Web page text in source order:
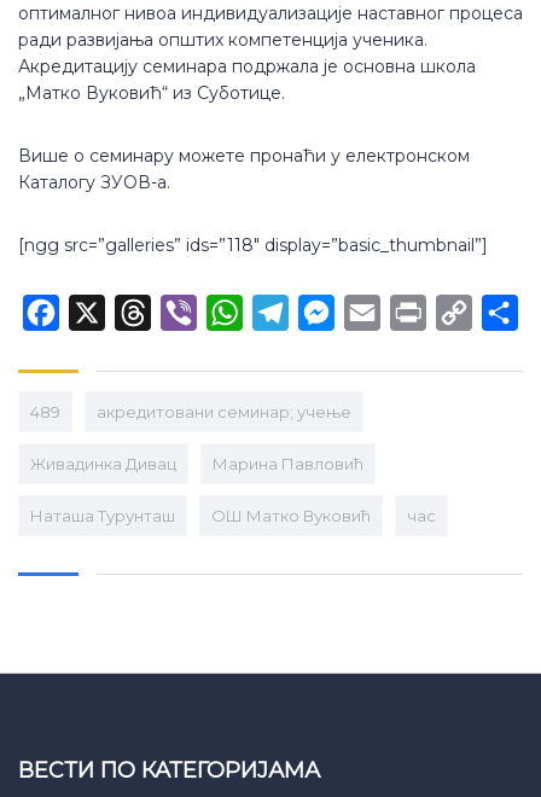
оптималног нивоа индивидуализације наставног процеса
ради развијања општих компетенција ученика.
Акредитацију семинара подржала је основна школа
„Матко Вуковић“ из Суботице.
Више о семинару можете пронаћи у електронском
Каталогу ЗУОВ-а.
[ngg src=”galleries” ids=”118″ display=”basic_thumbnail”]
Facebook Threads
Viber WhatsAppTelegramMessenger
Email Print
Copy
489 акредитовани семинар; учење
Живадинка Дивац Марина Павловић
Наташа Турунташ ОШ Матко Вуковић час
ВЕСТИ ПО КАТЕГОРИЈАМА